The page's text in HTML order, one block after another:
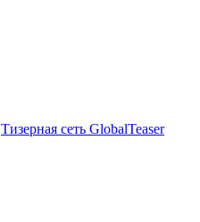
Тизерная сеть GlobalTeaser